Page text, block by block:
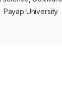
Payap University